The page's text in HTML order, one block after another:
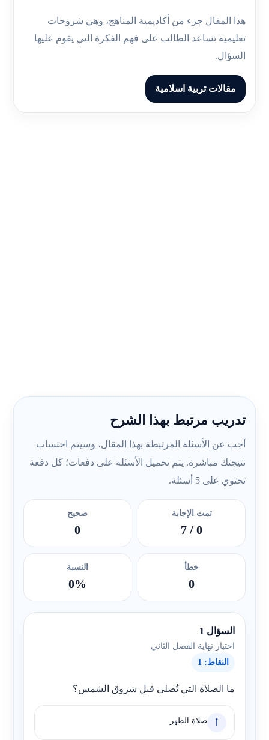
هذا المقال جزء من أكاديمية المناهج، وهي شروحات
تعليمية تساعد الطالب على فهم الفكرة التي يقوم عليها
السؤال.
مقالات تربية اسلامية
تدريب مرتبط بهذا الشرح
أجب عن الأسئلة المرتبطة بهذا المقال، وسيتم احتساب
نتيجتك مباشرة. يتم تحميل الأسئلة على دفعات؛ كل دفعة
تحتوي على 5 أسئلة.
تمت الإجابة
0
/ 7
صحيح
0
خطأ
0
النسبة
0%
السؤال 1
اختبار نهاية الفصل الثاني
النقاط: 1
ما الصلاة التي تُصلى قبل شروق الشمس؟
أ صلاة الظهر